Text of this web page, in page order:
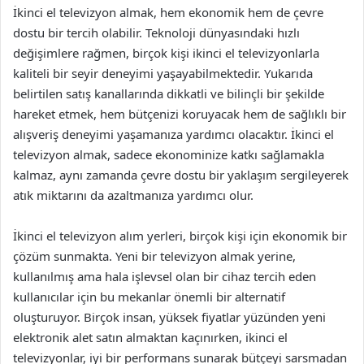
İkinci el televizyon almak, hem ekonomik hem de çevre
dostu bir tercih olabilir. Teknoloji dünyasındaki hızlı
değişimlere rağmen, birçok kişi ikinci el televizyonlarla
kaliteli bir seyir deneyimi yaşayabilmektedir. Yukarıda
belirtilen satış kanallarında dikkatli ve bilinçli bir şekilde
hareket etmek, hem bütçenizi koruyacak hem de sağlıklı bir
alışveriş deneyimi yaşamanıza yardımcı olacaktır. İkinci el
televizyon almak, sadece ekonominize katkı sağlamakla
kalmaz, aynı zamanda çevre dostu bir yaklaşım sergileyerek
atık miktarını da azaltmanıza yardımcı olur.
İkinci el televizyon alım yerleri, birçok kişi için ekonomik bir
çözüm sunmakta. Yeni bir televizyon almak yerine,
kullanılmış ama hala işlevsel olan bir cihaz tercih eden
kullanıcılar için bu mekanlar önemli bir alternatif
oluşturuyor. Birçok insan, yüksek fiyatlar yüzünden yeni
elektronik alet satın almaktan kaçınırken, ikinci el
televizyonlar, iyi bir performans sunarak bütçeyi sarsmadan